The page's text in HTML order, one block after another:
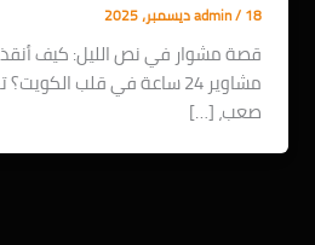
admin/18 ديسمبر، 2025
قصة مشوار في نص الليل: كيف
مشاوير 24 ساعة في قلب
صعب، […]